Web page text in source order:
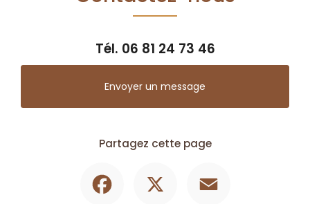
Tél. 06 81 24 73 46
Envoyer un message
Partagez cette page